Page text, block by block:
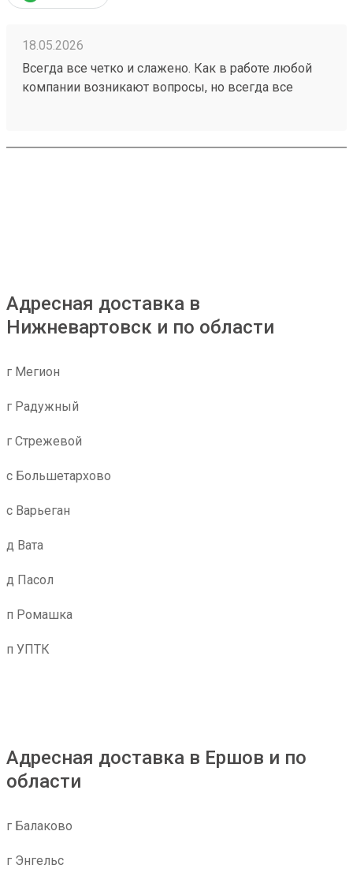
доставки. Заказ №260458209
18.05.2026
Всегда все четко и слажено. Как в работе любой
компании возникают вопросы, но всегда все
Адресная доставка в
Нижневартовск и по области
г Мегион
г Радужный
г Стрежевой
с Большетархово
с Варьеган
д Вата
д Пасол
п Ромашка
п УПТК
Адресная доставка в Ершов и по
области
г Балаково
г Энгельс